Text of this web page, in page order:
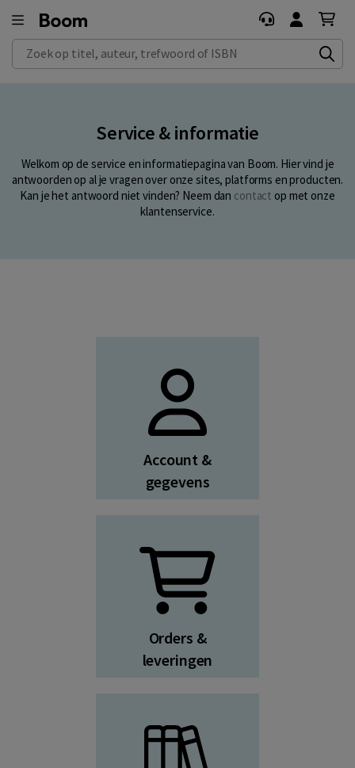
Zoek op titel, auteur, trefwoord of ISBN
Service & informatie
Welkom op de service en informatiepagina van Boom. Hier vind je
antwoorden op al je vragen over onze sites, platforms en producten.
Kan je het antwoord niet vinden? Neem dan contact op met onze
klantenservice.
Account &
gegevens
Orders &
leveringen